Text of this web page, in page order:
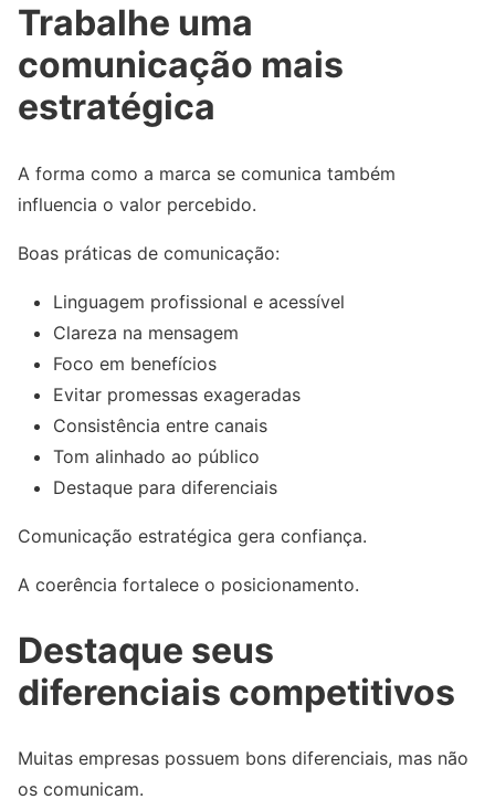
Trabalhe uma
comunicação mais
estratégica
A forma como a marca se comunica também
influencia o valor percebido.
Boas práticas de comunicação:
Linguagem profissional e acessível
Clareza na mensagem
Foco em benefícios
Evitar promessas exageradas
Consistência entre canais
Tom alinhado ao público
Destaque para diferenciais
Comunicação estratégica gera confiança.
A coerência fortalece o posicionamento.
Destaque seus
diferenciais competitivos
Muitas empresas possuem bons diferenciais, mas não
os comunicam.